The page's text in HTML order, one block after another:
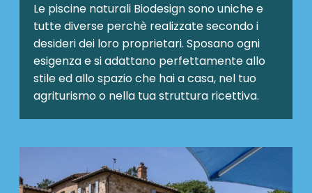
Le piscine naturali Biodesignsono uniche e
tutte diverse perchè realizzate secondo i
desideri dei loro proprietari. Sposano ogni
esigenza e si adattano perfettamente allo
stile ed allo spazio che hai a casa, nel tuo
agriturismo o nella tua struttura ricettiva.